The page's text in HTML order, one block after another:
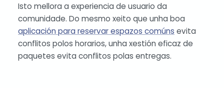
Isto mellora a experiencia de usuario da
comunidade. Do mesmo xeito que unha boa
aplicación para reservar espazos comúns evita
conflitos polos horarios, unha xestión eficaz de
paquetes evita conflitos polas entregas.